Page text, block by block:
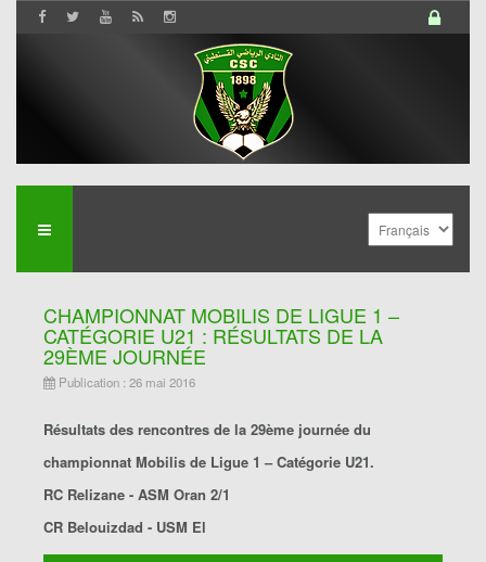
CHAMPIONNAT MOBILIS DE LIGUE 1 –
CATÉGORIE U21 : RÉSULTATS DE LA
29ÈME JOURNÉE
Publication : 26 mai 2016
Résultats des rencontres de la 29ème journée du
championnat Mobilis de Ligue 1 – Catégorie U21.
RC Relizane - ASM Oran 2/1
CR Belouizdad - USM El